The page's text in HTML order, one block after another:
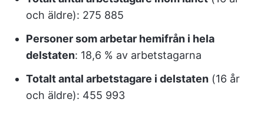
och äldre): 275 885
Personer som arbetar hemifrån i hela
delstaten: 18,6 % av arbetstagarna
Totalt antal arbetstagare i delstaten (16 år
och äldre): 455 993